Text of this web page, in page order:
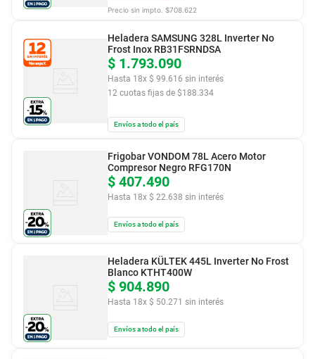
Precio sin impto. $708.622
$ 1.793.090
Hasta 18x $ 99.616 sin interés
12 cuotas fijas de $188.334
Heladera SAMSUNG 328L Inverter No
Frost Inox RB31FSRNDSA
Envíos a todo el país
$ 407.490
Hasta 18x $ 22.638 sin interés
Frigobar VONDOM 78L Acero Motor
Compresor Negro RFG170N
Envíos a todo el país
$ 904.890
Hasta 18x $ 50.271 sin interés
Heladera KÜLTEK 445L Inverter No Frost
Blanco KTHT400W
Envíos a todo el país